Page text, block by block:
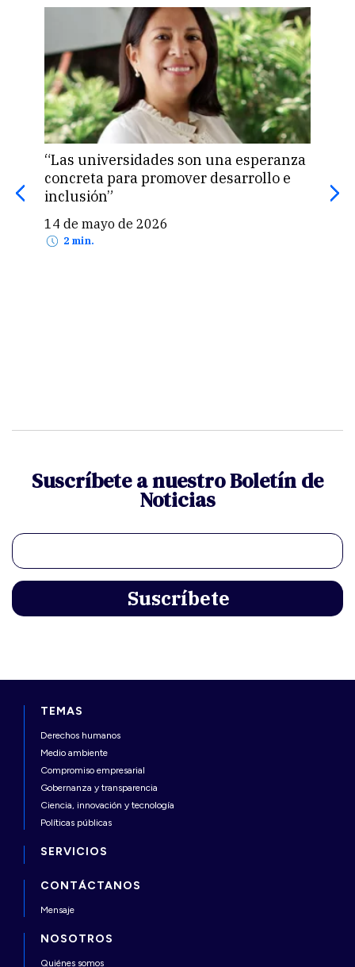
“Las universidades son una esperanza
concreta para promover desarrollo e
inclusión”
14 de mayo de 2026
2 min.
Suscríbete a nuestro Boletín de
Noticias
TEMAS
Derechos humanos
Medio ambiente
Compromiso empresarial
Gobernanza y transparencia
Ciencia, innovación y tecnología
Políticas públicas
SERVICIOS
CONTÁCTANOS
Mensaje
NOSOTROS
Quiénes somos